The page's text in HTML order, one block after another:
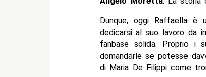
Dunque, oggi Raffaella è
dedicarsi al suo lavoro da
fanbase solida. Proprio i
domandarle se potesse
di Maria De Filippi come